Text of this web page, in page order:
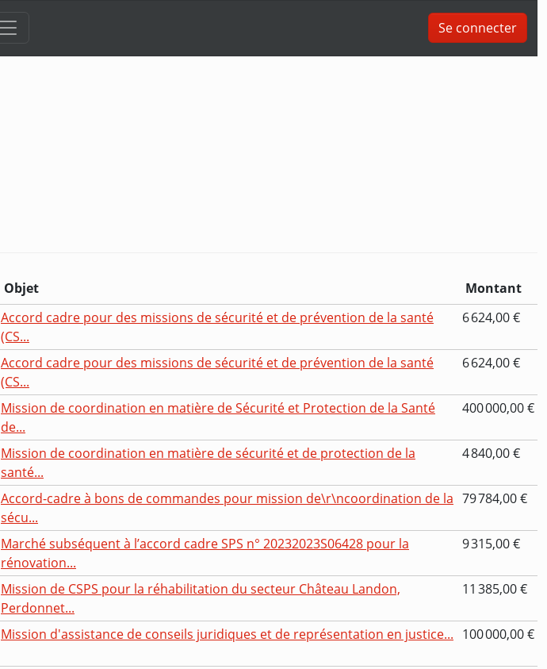
Se connecter
Objet
Montant
Accord cadre pour des missions de sécurité et de prévention de la santé
(CS...
6 624,00 €
Accord cadre pour des missions de sécurité et de prévention de la santé
(CS...
6 624,00 €
Mission de coordination en matière de Sécurité et Protection de la Santé
de...
400 000,00 €
Mission de coordination en matière de sécurité et de protection de la
santé...
4 840,00 €
Accord-cadre à bons de commandes pour mission de\r\ncoordination de la
sécu...
79 784,00 €
Marché subséquent à l’accord cadre SPS n° 20232023S06428 pour la
rénovation...
9 315,00 €
Mission de CSPS pour la réhabilitation du secteur Château Landon,
Perdonnet...
11 385,00 €
Mission d'assistance de conseils juridiques et de représentation en justice... 100 000,00 €